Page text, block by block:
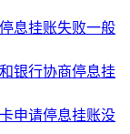
息挂账失败一般
银行协商停息挂
申请停息挂账没